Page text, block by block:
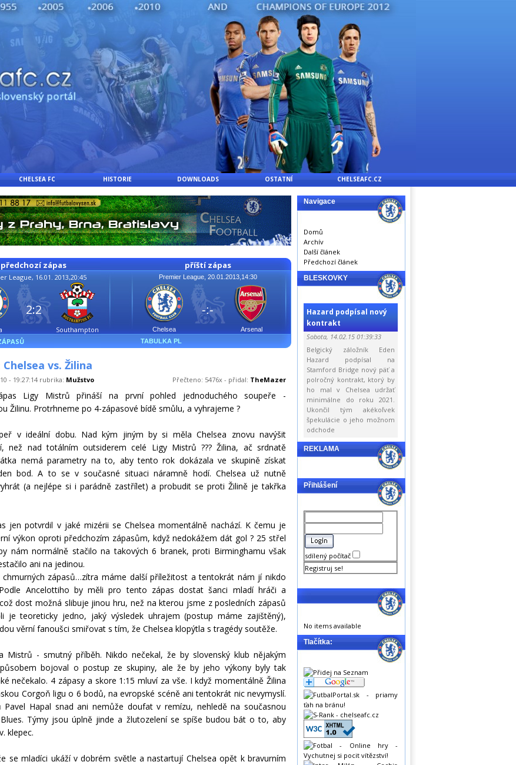
CHELSEA FC HISTORIE DOWNLOADS OSTATNÍ CHELSEAFC.CZ
předchozí zápas
League, 16.01. 2013,20:45
Southampton
2:2
příští zápas
Premier League, 20.01.2013,14:30
Chelsea Arsenal
-:-
TABULKA PL
vs. Žilina
- 19:27:14 rubrika: Mužstvo Přečteno: 5476x - přidal: TheMazer
Ligy Mistrů přináší na první pohled jednoduchého soupeře -
Žilinu. Protrhneme po 4-zápasové bídě smůlu, a vyhrajeme ?
v ideální dobu. Nad kým jiným by si měla Chelsea znovu navýšit
než nad totálním outsiderem celé Ligy Mistrů ??? Žilina, ač srdnatě
nemá parametry na to, aby tento rok dokázala ve skupině získat
bod. A to se v současné situaci náramně hodí. Chelsea už nutně
(a nejlépe si i parádně zastřílet) a probudit se proti Žilině je takřka
jen potvrdil v jaké mizérii se Chelsea momentálně nachází. K čemu je
výkon oproti předchozím zápasům, když nedokážem dát gol ? 25 střel
nám normálně stačilo na takových 6 branek, proti Birminghamu však
ani na jedinou.
chmurných zápasů…zítra máme další příležitost a tentokrát nám jí nikdo
Ancelottiho by měli pro tento zápas dostat šanci mladí hráči a
dost možná slibuje jinou hru, než na kterou jsme z posledních zápasů
je teoreticky jedno, jaký výsledek uhrajem (postup máme zajištěný),
věrní fanoušci smiřovat s tím, že Chelsea klopýtla s tragédy soutěže.
Mistrů - smutný příběh. Nikdo nečekal, že by slovenský klub nějakým
bojoval o postup ze skupiny, ale že by jeho výkony byly tak
nečekalo. 4 zápasy a skore 1:15 mluví za vše. I když momentálně Žilina
Corgoň ligu o 6 bodů, na evropské scéně ani tentokrát nic nevymyslí.
Pavel Hapal snad ani nemůže doufat v remízu, nehledě na současnou
Týmy jsou úplně jinde a žlutozelení se spíše budou bát o to, aby
klepec.
se mladíci ukáží v dobrém světle a nastartují Chelsea opět k bravurním
Navigace
Domů
Archív
Další článek
Předchozí článek
BLESKOVKY
Hazard podpísal nový
kontrakt
Sobota, 14.02.15 01:39:33
Belgický záložník Eden
Hazard podpísal na
Stamford Bridge nový päť a
polročný kontrakt, ktorý by
ho mal v Chelsea udržať
minimálne do roku 2021.
Ukončil tým akékoľvek
špekulácie o jeho možnom
odchode
REKLAMA
Přihlášení
sdílený počítač
Registruj se!
No items available
Tlačítka: